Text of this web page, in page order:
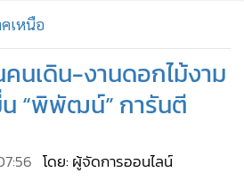
เหนือ
นเดิน-งานดอกไม้งาม
“พิพัฒน์” การันตี
โดย: ผู้จัดการออนไลน์